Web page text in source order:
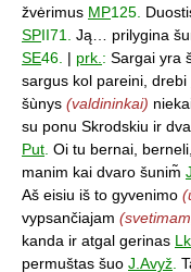
žvėrimus MP125.
SPII71. Ją… prilygina
SE46. | prk.: Sargai yra
sargus kol pareini, drebi
šùnys (valdininkai)
su ponu Skrodskiu ir
Put. Oi tu bernai,
manim kai dvaro šunim̃
Aš eisiu iš to gyvenimo
vypsančiajam
kanda ir atgal gerinas
permuštas šuo J.Avyž.